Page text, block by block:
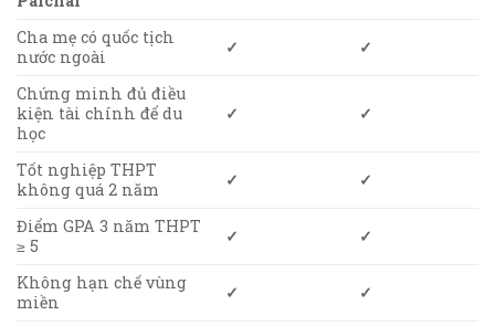
Cha mẹ có quốc tịch
nước ngoài
✓ ✓
Chứng minh đủ điều
kiện tài chính để du
học
✓ ✓
Tốt nghiệp THPT
không quá 2 năm
✓ ✓
Điểm GPA 3 năm THPT
≥ 5
✓ ✓
Không hạn chế vùng
miền
✓ ✓